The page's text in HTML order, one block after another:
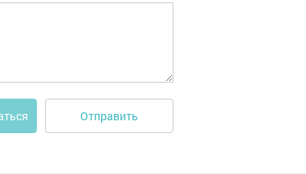
Отправить